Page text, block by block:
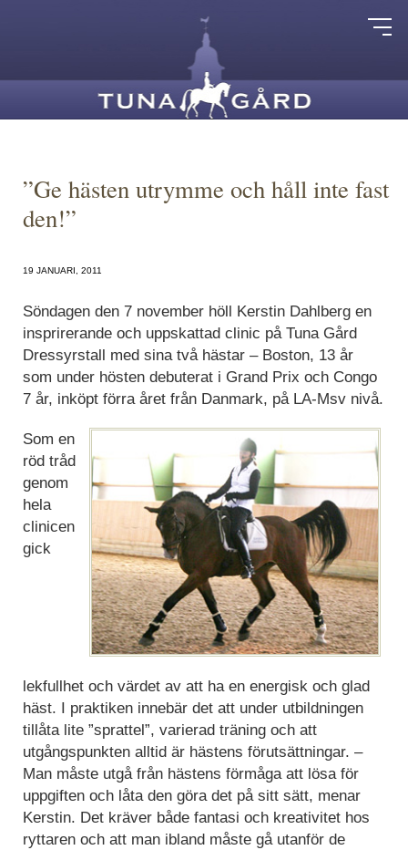
”Ge hästen utrymme och håll inte fast
den!”
19 JANUARI, 2011
Söndagen den 7 november höll Kerstin Dahlberg en
insprirerande och uppskattad clinic på Tuna Gård
Dressyrstall med sina två hästar – Boston, 13 år
som under hösten debuterat i Grand Prix och Congo
7 år, inköpt förra året från Danmark, på LA-Msv nivå.
Som en
röd tråd
genom
hela
clinicen
gick
lekfullhet och värdet av att ha en energisk och glad
häst. I praktiken innebär det att under utbildningen
tillåta lite ”sprattel”, varierad träning och att
utgångspunkten alltid är hästens förutsättningar. –
Man måste utgå från hästens förmåga att lösa för
uppgiften och låta den göra det på sitt sätt, menar
Kerstin. Det kräver både fantasi och kreativitet hos
ryttaren och att man ibland måste gå utanför de